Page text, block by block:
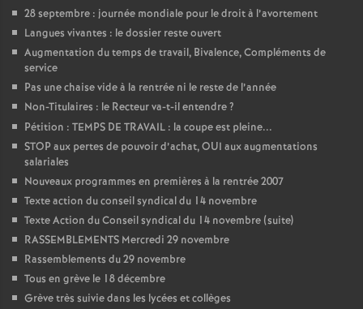
O
r
l
é
a
28 septembre : journée mondiale pour le droit à l’avortement
Langues vivantes : le dossier reste ouvert
Augmentation du temps de travail, Bivalence, Compléments de
service
Pas une chaise vide à la rentrée ni le reste de l’année
Non-Titulaires : le Recteur va-t-il entendre?
Pétition : TEMPS DE TRAVAIL : la coupe est pleine...
STOP aux pertes de pouvoir d’achat, OUI aux augmentations
salariales
Nouveaux programmes en premières à la rentrée 2007
Texte action du conseil syndical du 14 novembre
Texte Action du Conseil syndical du 14 novembre (suite)
RASSEMBLEMENTS Mercredi 29 novembre
Rassemblements du 29 novembre
Tous en grève le 18 décembre
Grève très suivie dans les lycées et collèges